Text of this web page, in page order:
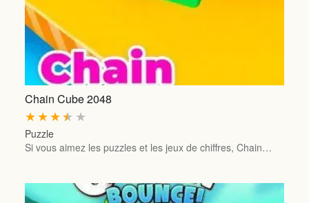
Chain Cube 2048
★
★
★
★
★
Puzzle
Si vous aimez les puzzles et les jeux de chiffres, Chain…